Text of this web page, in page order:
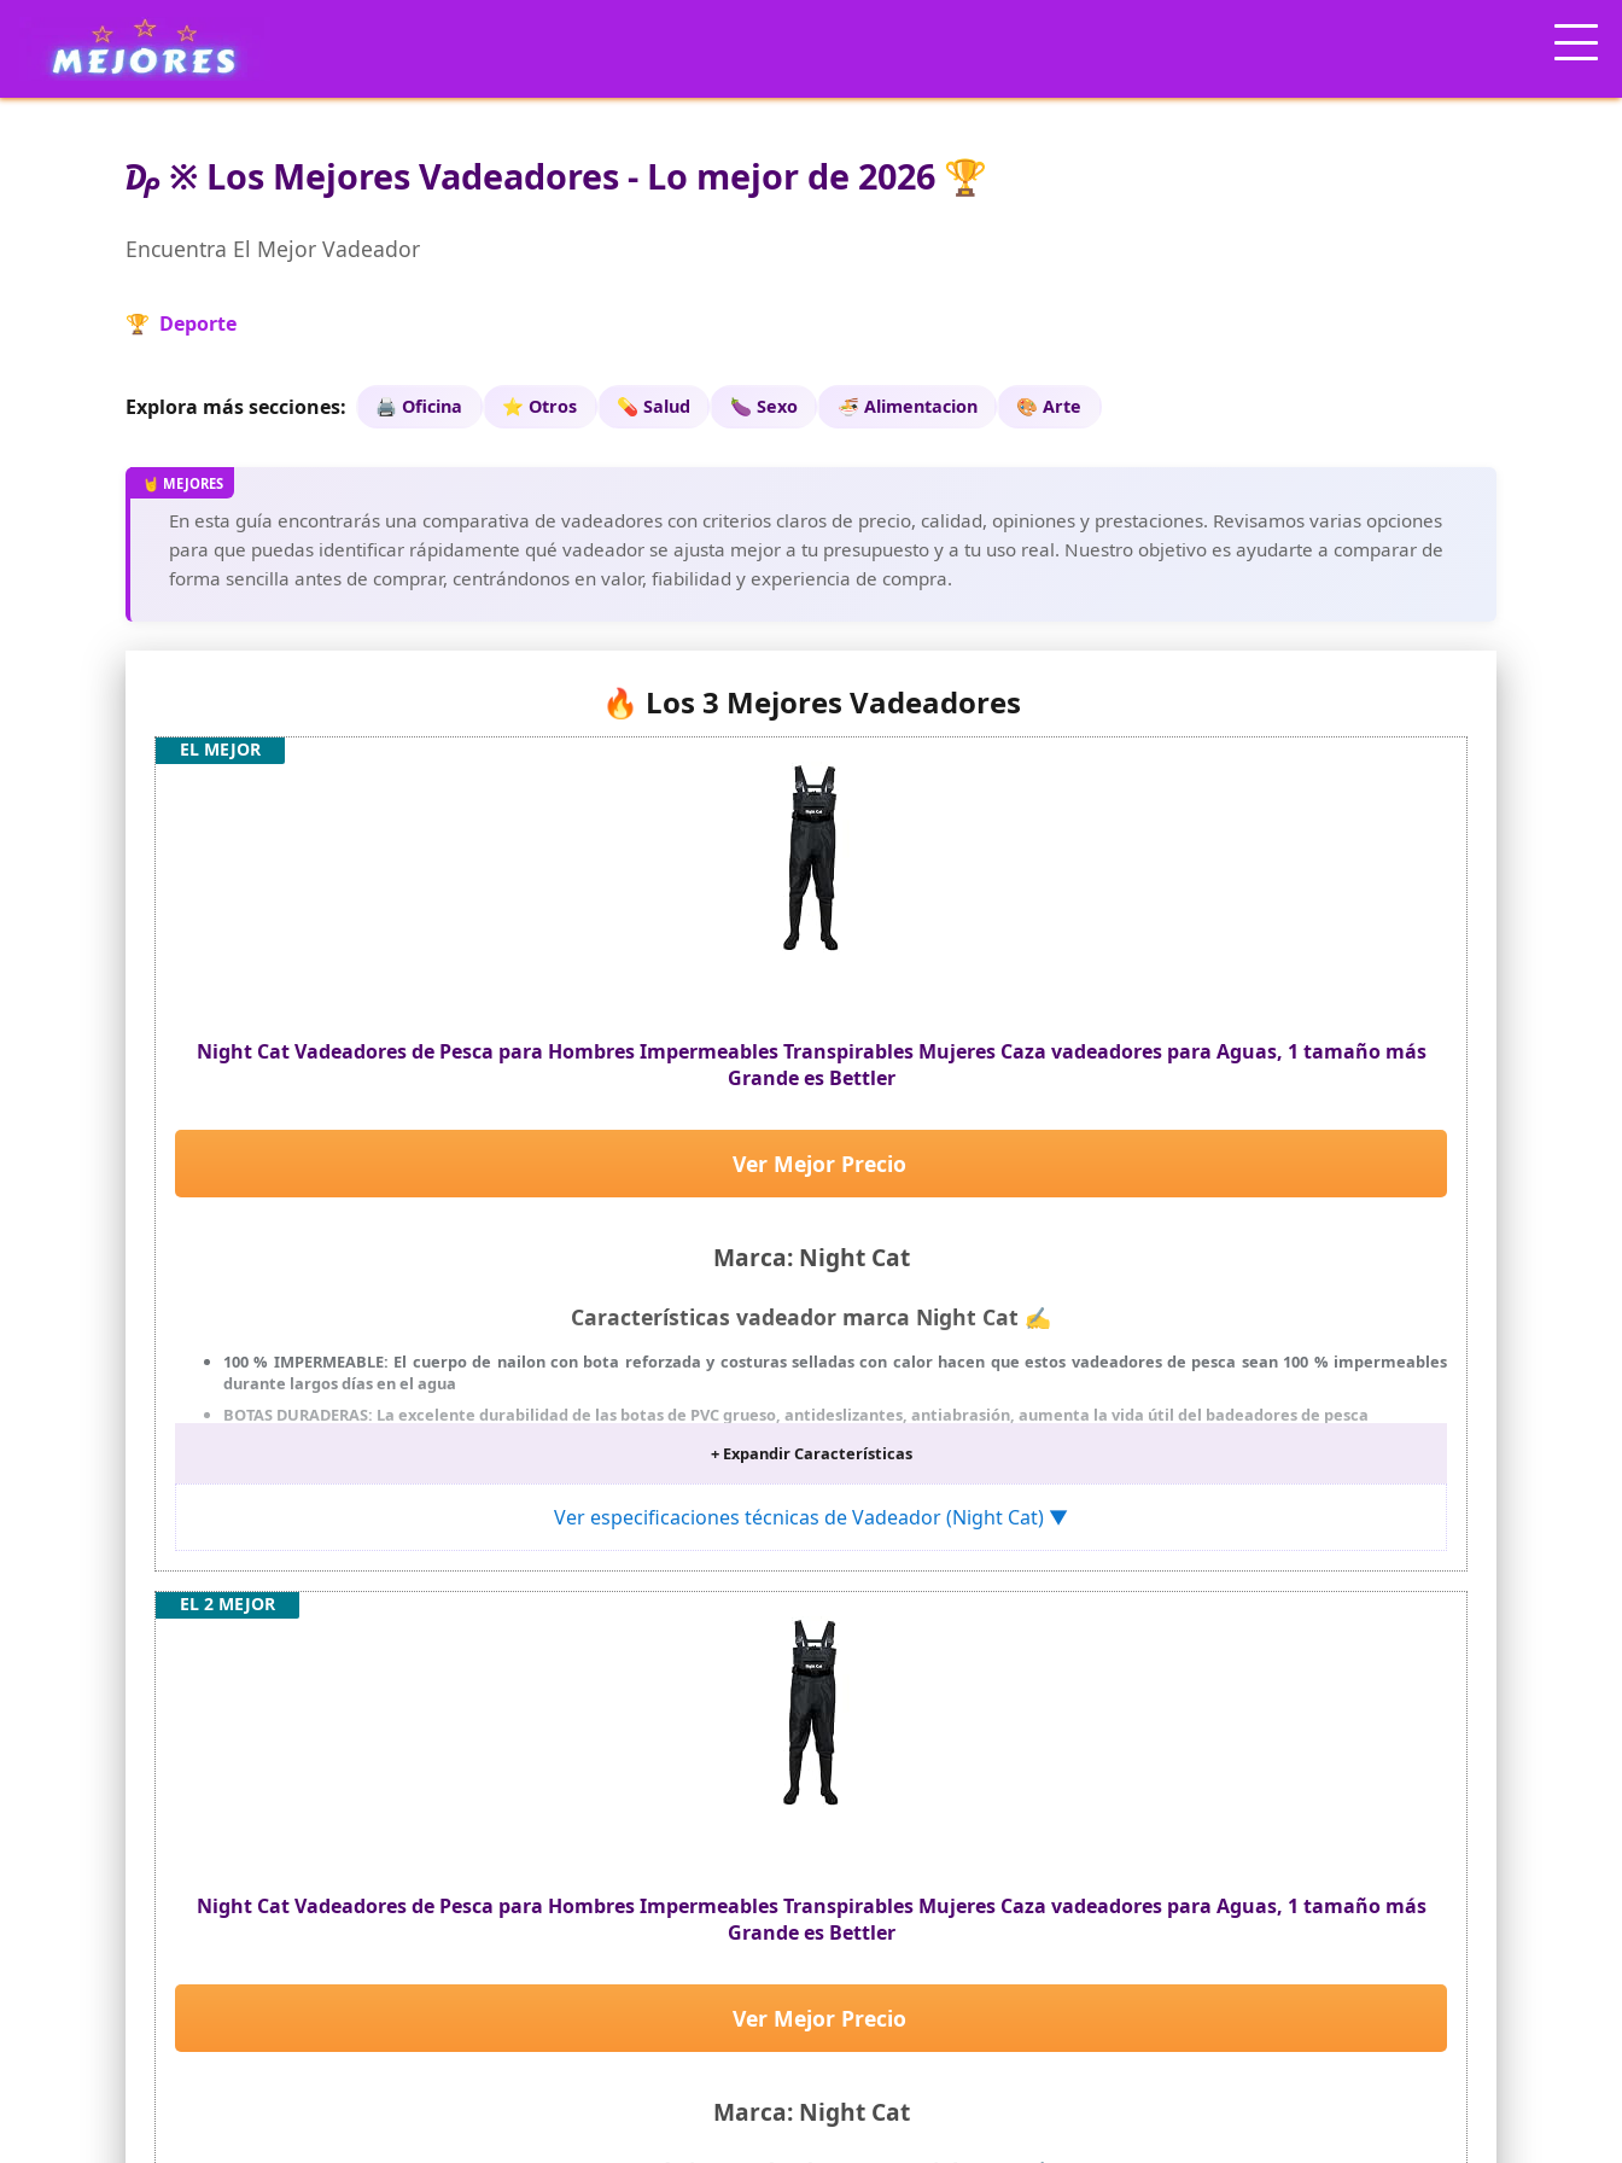
₯ ※ Los Mejores Vadeadores - Lo mejor de 2026 🏆
Encuentra El Mejor Vadeador
🏆 Deporte
Explora más secciones: 🖨️ Oficina ⭐ Otros 💊 Salud 🍆 Sexo 🍜 Alimentacion 🎨 Arte
En esta guía encontrarás una comparativa de vadeadores con criterios claros de precio, calidad, opiniones y prestaciones. Revisamos varias opciones
para que puedas identificar rápidamente qué vadeador se ajusta mejor a tu presupuesto y a tu uso real. Nuestro objetivo es ayudarte a comparar de
forma sencilla antes de comprar, centrándonos en valor, fiabilidad y experiencia de compra.
🔥 Los 3 Mejores Vadeadores
Night Cat Vadeadores de Pesca para Hombres Impermeables Transpirables Mujeres Caza vadeadores para Aguas, 1 tamaño más
Grande es Bettler
Marca: Night Cat
Ver Mejor Precio
EL MEJOR
Características vadeador marca Night Cat ✍
100 % IMPERMEABLE: El cuerpo de nailon con bota reforzada y costuras selladas con calor hacen que estos vadeadores de pesca sean 100 % impermeables
durante largos días en el agua
BOTAS DURADERAS: La excelente durabilidad de las botas de PVC grueso, antideslizantes, antiabrasión, aumenta la vida útil del badeadores de pesca
DISEÑO AMIGABLE: Estos botas de pesca para hombres son fáciles de usar con el diseño de los tirantes ajustables en forma de H con hebillas y cinturón, el
APLICACIÓN: Este botas vadeadores de pesca está diseñado para mantenerte seco y cálido en tus aventuras de pesca, caza, trabajo agrícola o cualquier otra
situación complicada. Los tamaños varían de 40 a 47
SOPORTE: Enjuágalo con agua dulce sin cepillarlo después de usarlo y cuélgalo a la sombra para que se seque en lugar de exponerlo a la fuerte luz solar. Si
ocurre algún problema de calidad, infórmanos y resolveremos el problema
+ Expandir Características
Ver especificaciones técnicas de Vadeador (Night Cat) ▼
Night Cat Vadeadores de Pesca para Hombres Impermeables Transpirables Mujeres Caza vadeadores para Aguas, 1 tamaño más
Grande es Bettler
Marca: Night Cat
Ver Mejor Precio
EL 2 MEJOR